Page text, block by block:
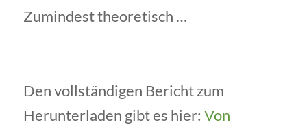
Zumindest theoretisch …
Den vollständigen Bericht zum
Herunterladen gibt es hier: Von